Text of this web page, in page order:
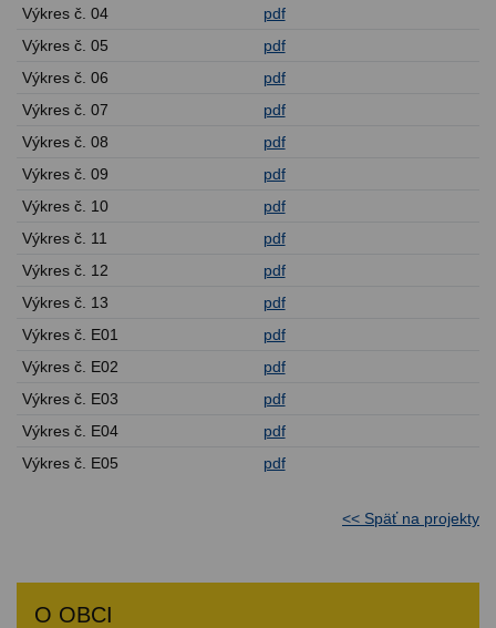
Výkres č. 04
pdf
Výkres č. 05
pdf
Výkres č. 06
pdf
Výkres č. 07
pdf
Výkres č. 08
pdf
Výkres č. 09
pdf
Výkres č. 10
pdf
Výkres č. 11
pdf
Výkres č. 12
pdf
Výkres č. 13
pdf
Výkres č. E01
pdf
Výkres č. E02
pdf
Výkres č. E03
pdf
Výkres č. E04
pdf
Výkres č. E05
pdf
<< Späť na projekty
O OBCI